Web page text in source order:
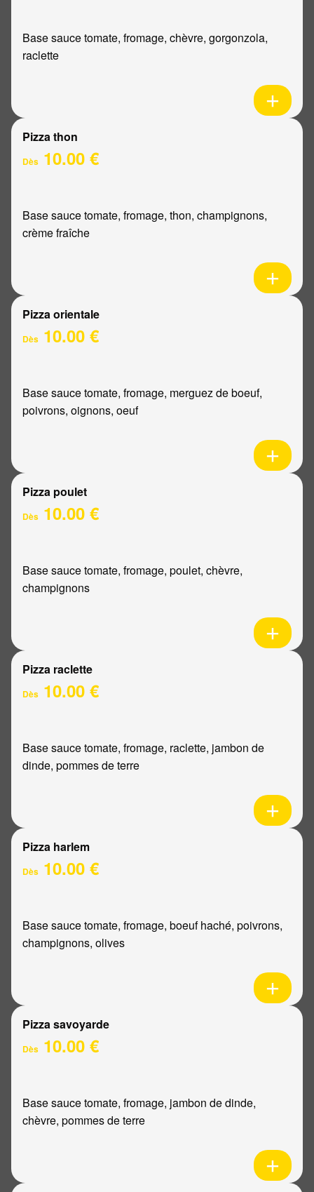
Base sauce tomate, fromage, chèvre, gorgonzola,
raclette
Pizza thon
Dès 10.00 €
Base sauce tomate, fromage, thon, champignons,
crème fraîche
Pizza orientale
Dès 10.00 €
Base sauce tomate, fromage, merguez de boeuf,
poivrons, oignons, oeuf
Pizza poulet
Dès 10.00 €
Base sauce tomate, fromage, poulet, chèvre,
champignons
Pizza raclette
Dès 10.00 €
Base sauce tomate, fromage, raclette, jambon de
dinde, pommes de terre
Pizza harlem
Dès 10.00 €
Base sauce tomate, fromage, boeuf haché, poivrons,
champignons, olives
Pizza savoyarde
Dès 10.00 €
Base sauce tomate, fromage, jambon de dinde,
chèvre, pommes de terre